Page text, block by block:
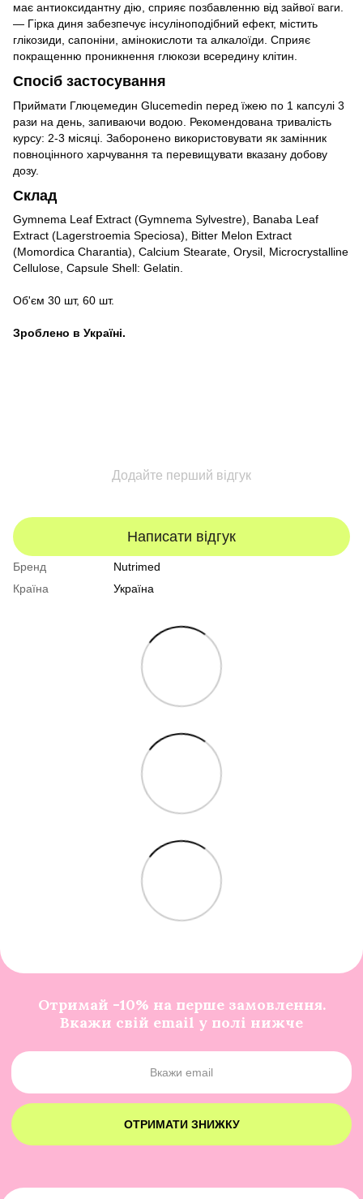
має антиоксидантну дію, сприяє позбавленню від зайвої ваги.
— Гірка диня забезпечує інсуліноподібний ефект, містить
глікозиди, сапоніни, амінокислоти та алкалоїди. Сприяє
покращенню проникнення глюкози всередину клітин.
Спосіб застосування
Приймати Глюцемедин Glucemedin перед їжею по 1 капсулі 3
рази на день, запиваючи водою. Рекомендована тривалість
курсу: 2-3 місяці. Заборонено використовувати як замінник
повноцінного харчування та перевищувати вказану добову
дозу.
Склад
Gymnema Leaf Extract (Gymnema Sylvestre), Banaba Leaf
Extract (Lagerstroemia Speciosa), Bitter Melon Extract
(Momordica Charantia), Calcium Stearate, Orysil, Microcrystalline
Cellulose, Capsule Shell: Gelatin.
Об'єм 30 шт, 60 шт.
Зроблено в Україні.
Додайте перший відгук
Написати відгук
Бренд
Nutrimed
Країна
Україна
Отримай -10% на перше замовлення.
Вкажи свій email у полі нижче
ОТРИМАТИ ЗНИЖКУ